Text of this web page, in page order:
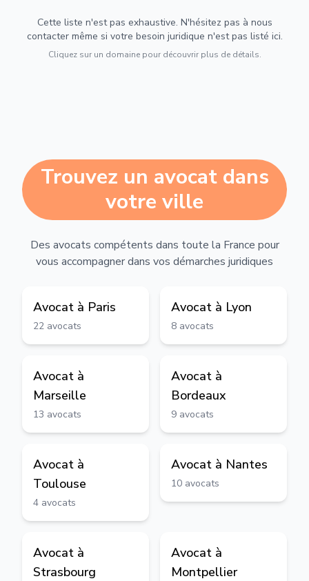
Cette liste n'est pas exhaustive. N'hésitez pas à nous
contacter même si votre besoin juridique n'est pas listé ici.
Cliquez sur un domaine pour découvrir plus de détails.
Trouvez un avocat dans
votre ville
Des avocats compétents dans toute la France pour
vous accompagner dans vos démarches juridiques
Avocat à Paris
22 avocats
Avocat à Lyon
8 avocats
Avocat à
Marseille
13 avocats
Avocat à
Bordeaux
9 avocats
Avocat à
Toulouse
4 avocats
Avocat à Nantes
10 avocats
Avocat à
Strasbourg
Avocat à
Montpellier